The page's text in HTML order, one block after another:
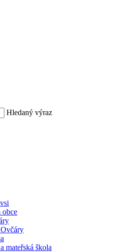
Hledaný výraz
obce
mateřská škola